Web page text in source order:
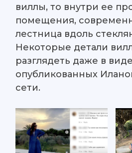
виллы, то внутри ее
помещения,
лестница вдоль
Некоторые детали
разглядеть даже в
опубликованных
сети.